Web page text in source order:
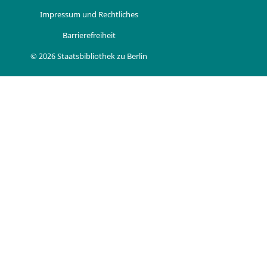
Impressum und Rechtliches
Barrierefreiheit
© 2026 Staatsbibliothek zu Berlin